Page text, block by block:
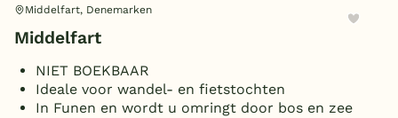
Middelfart, Denemarken
Middelfart
NIET BOEKBAAR
Ideale voor wandel- en fietstochten
In Funen en wordt u omringt door bos en zee